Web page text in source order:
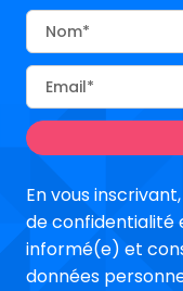
Nom
Email
En vous
de confidentialité
informé(e) et
données